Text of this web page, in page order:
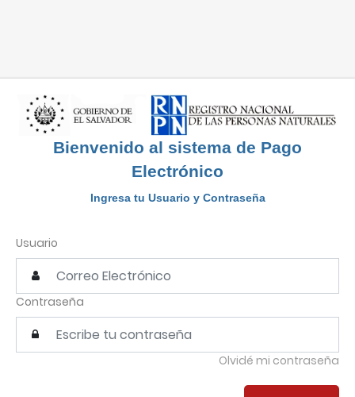
Bienvenido al sistema de Pago
Electrónico
Ingresa tu Usuario y Contraseña
Usuario
Contraseña
Olvidé mi contraseña